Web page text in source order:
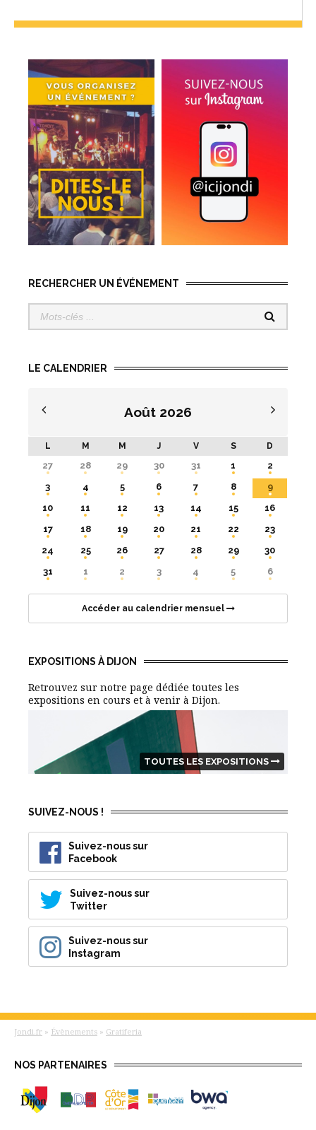
RECHERCHER UN ÉVÉNEMENT
LE CALENDRIER
Août 2026
L M M J V S D
27 28 29 30 31 1
2
3
4 5 6 7 8
9
10
11 12 13 14 15
16
17
18 19 20 21 22
23
24
25 26 27 28 29
30
31
1 2 3 4 5 6
Accéder au calendrier mensuel
EXPOSITIONS À DIJON
Retrouvez sur notre page dédiée toutes les
expositions en cours et à venir à Dijon.
TOUTES LES EXPOSITIONS
SUIVEZ-NOUS !
Suivez-nous sur
Facebook
Suivez-nous sur
Twitter
Suivez-nous sur
Instagram
Jondi.fr » Évènements » Gratiferia
NOS PARTENAIRES